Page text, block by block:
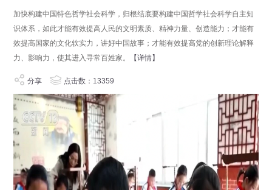
加快构建中国特色哲学社会科学，归根结底要构建中国哲学社会科学自主知
识体系，如此才能有效提高人民的文明素质、精神力量、创造能力；才能有
效提高国家的文化软实力，讲好中国故事；才能有效提高党的创新理论解释
力、影响力，使其进入寻常百姓家。
【详情】
分享 点击数：13359